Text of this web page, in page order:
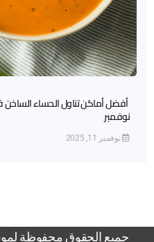
أفضل أماكن تناول الحساء
نوفمبر
نوفمبر 11, 2025
جميع الحقوق محفوظة